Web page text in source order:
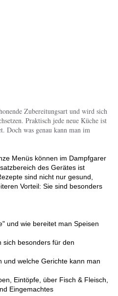
Zubereitungsart und wird sich
Praktisch jede neue Küche ist
Doch was genau kann man im
Menüs können im Dampfgarer
des Gerätes ist
sind nicht nur gesund,
Vorteil: Sie sind besonders
und wie bereitet man Speisen
sich besonders für den
und welche Gerichte kann man
Eintöpfe, über Fisch & Fleisch,
Eingemachtes